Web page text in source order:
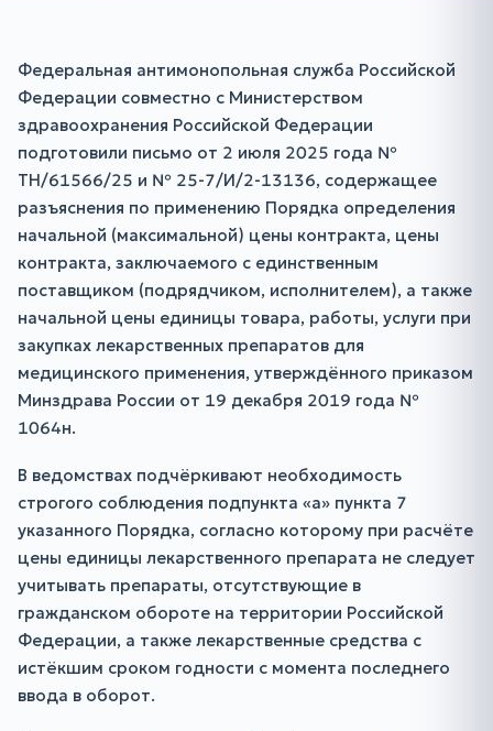
Федеральная антимонопольная служба Российской
Федерации совместно с Министерством
здравоохранения Российской Федерации
подготовили письмо от 2 июля 2025 года №
ТН/61566/25 и № 25-7/И/2-13136, содержащее
разъяснения по применению Порядка определения
начальной (максимальной) цены контракта, цены
контракта, заключаемого с единственным
поставщиком (подрядчиком, исполнителем), а также
начальной цены единицы товара, работы, услуги при
закупках лекарственных препаратов для
медицинского применения, утверждённого приказом
Минздрава России от 19 декабря 2019 года №
1064н.
В ведомствах подчёркивают необходимость
строгого соблюдения подпункта «а» пункта 7
указанного Порядка, согласно которому при расчёте
цены единицы лекарственного препарата не следует
учитывать препараты, отсутствующие в
гражданском обороте на территории Российской
Федерации, а также лекарственные средства с
истёкшим сроком годности с момента последнего
ввода в оборот.